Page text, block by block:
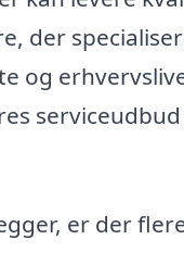
der
og
er der